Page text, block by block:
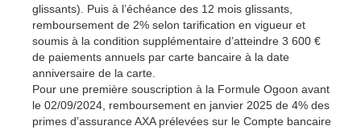
glissants). Puis à l’échéance des 12 mois glissants,
remboursement de 2% selon tarification en vigueur et
soumis à la condition supplémentaire d’atteindre 3 600 €
de paiements annuels par carte bancaire à la date
anniversaire de la carte.
Pour une première souscription à la Formule Ogoon avant
le 02/09/2024, remboursement en janvier 2025 de 4% des
primes d’assurance AXA prélevées sur le Compte bancaire